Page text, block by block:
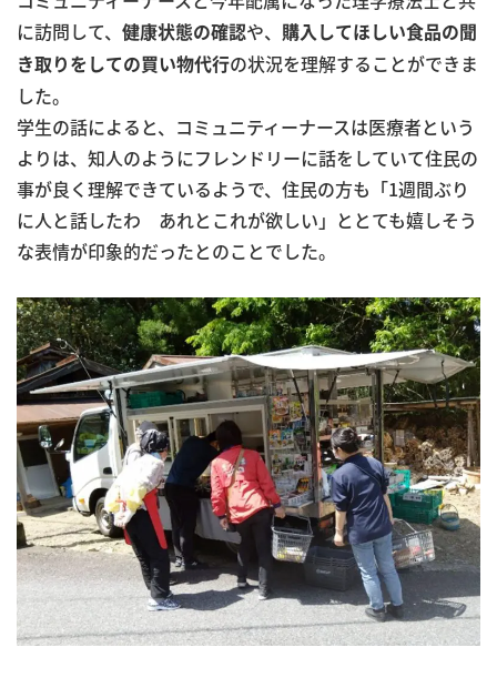
に訪問して、
健康状態の確認や、
購入してほしい食品の聞
き取りをしての買い物代行の状況を理解することができま
した。
学生の話によると、コミュニティーナースは医療者という
よりは、知人のようにフレンドリーに話をしていて住民の
事が良く理解できているようで、住民の方も「1週間ぶり
に人と話したわ あれとこれが欲しい」ととても嬉しそう
な表情が印象的だったとのことでした。